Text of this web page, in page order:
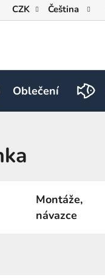
CZK Čeština
Oblečení
Montáže,
návazce